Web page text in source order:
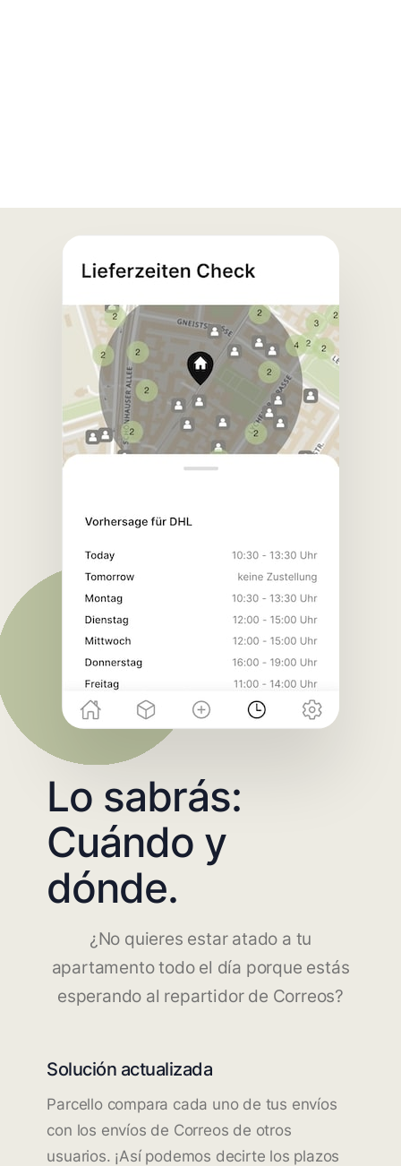
Lo sabrás:
Cuándo y
dónde.
¿No quieres estar atado a tu
apartamento todo el día porque estás
esperando al repartidor de Correos?
Solución actualizada
Parcello compara cada uno de tus envíos
con los envíos de Correos de otros
usuarios. ¡Así podemos decirte los plazos